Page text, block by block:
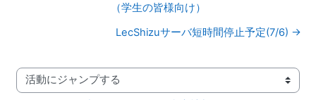
（学生の皆様向け）
LecShizuサーバ短時間停止予定(7/6) →
活動にジャンプする